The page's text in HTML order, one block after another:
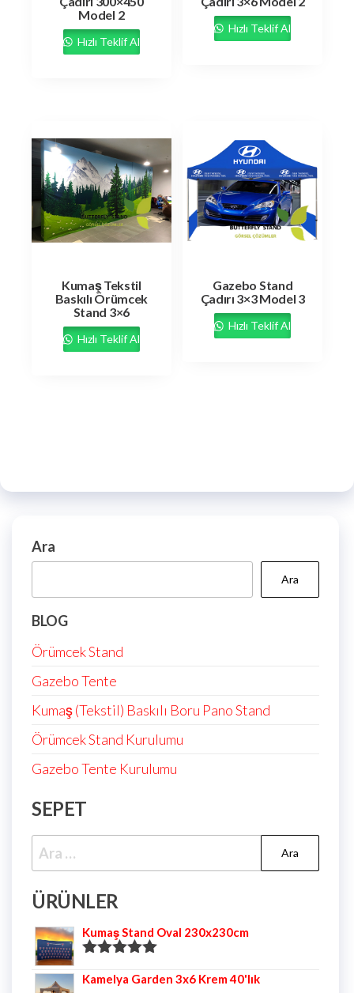
Model 2
Hızlı Teklif Al
Hızlı Teklif Al
Kumaş Tekstil
Baskılı Örümcek
Stand 3×6
Hızlı Teklif Al
Gazebo Stand
Çadırı 3×3 Model 3
Hızlı Teklif Al
Ara
Ara
BLOG
Örümcek Stand
Gazebo Tente
Kumaş (Tekstil) Baskılı Boru Pano Stand
Örümcek Stand Kurulumu
Gazebo Tente Kurulumu
SEPET
ÜRÜNLER
Kumaş Stand Oval 230x230cm
5.00oy aldı
Kamelya Garden 3x6 Krem 40'lık